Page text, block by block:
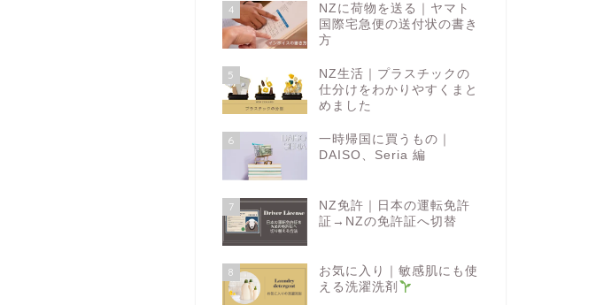
4
NZに荷物を送る｜ヤマト
国際宅急便の送付状の書き
方
5
NZ生活｜プラスチックの
仕分けをわかりやすくまと
めました
6
一時帰国に買うもの｜
DAISO、Seria 編
7
NZ免許｜日本の運転免許
証→NZの免許証へ切替
8
お気に入り｜敏感肌にも使
える洗濯洗剤